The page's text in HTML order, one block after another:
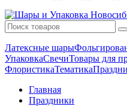
Латексные шары
УпаковкаСвечиТовары для
ФлористикаТематика
Главная
Праздники